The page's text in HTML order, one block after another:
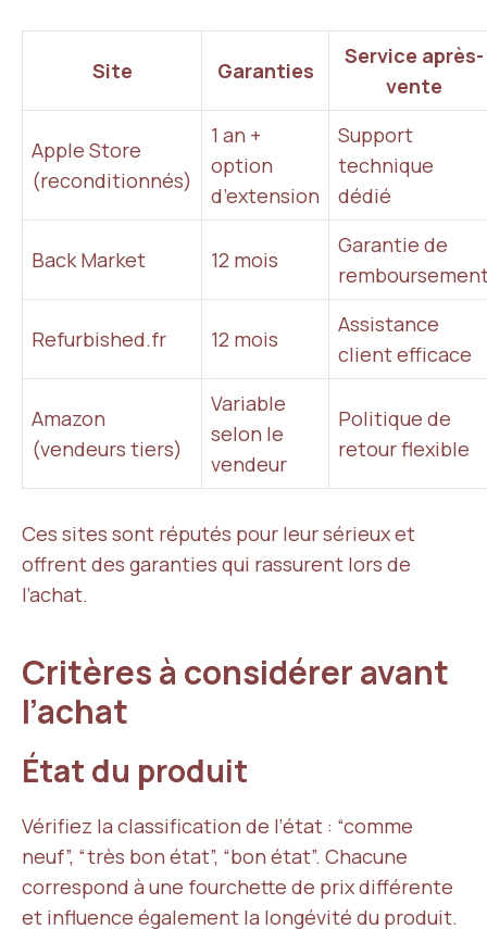
Site Garanties
Service après-
vente
Apple Store
(reconditionnés)
1 an +
option
d’extension
Support
technique
dédié
Back Market 12 mois
Garantie de
Refurbished.fr 12 mois
Assistance
client efficace
Amazon
(vendeurs tiers)
Variable
selon le
vendeur
Politique de
retour flexible
Ces sites sont réputés pour leur sérieux et
offrent des garanties qui rassurent lors de
l’achat.
Critères à considérer avant
l’achat
État du produit
Vérifiez la classification de l’état : “comme
neuf”, “très bon état”, “bon état”. Chacune
correspond à une fourchette de prix différente
et influence également la longévité du produit.